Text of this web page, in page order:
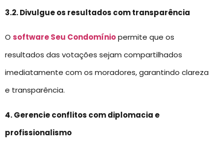
3.2. Divulgue os resultados com transparência
O software Seu Condomíniopermite que os
resultados das votações sejam compartilhados
imediatamente com os moradores, garantindo clareza
e transparência.
4. Gerencie conflitos com diplomacia e
profissionalismo